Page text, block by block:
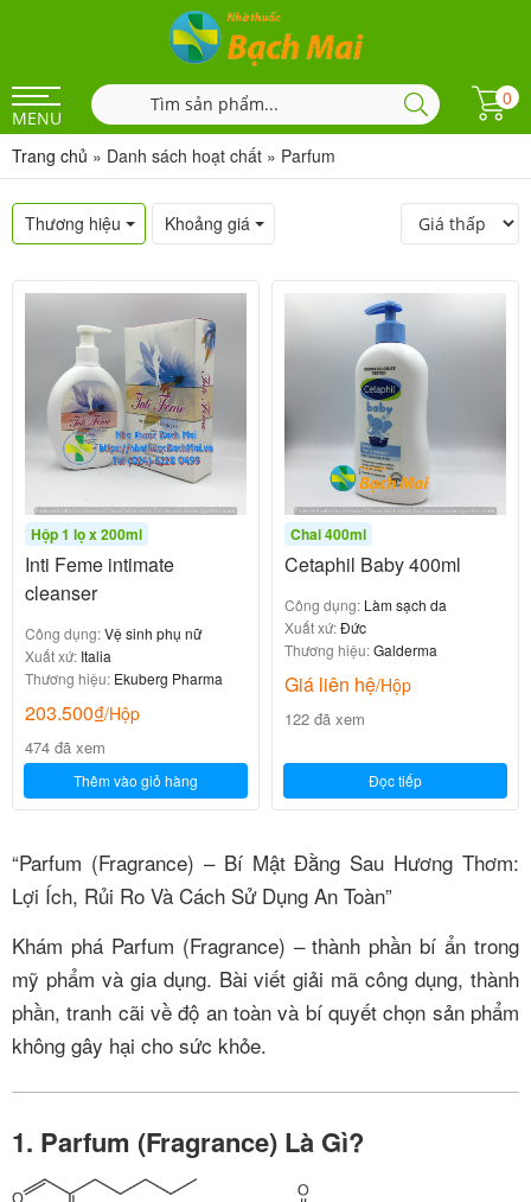
MENU
0
Trang chủ » Danh sách hoạt chất » Parfum
Thương hiệu Khoảng giá
Hộp 1 lọ x 200ml
Inti Feme intimate
cleanser
Công dụng:Vệ sinh phụ nữ
Xuất xứ: Italia
Thương hiệu: Ekuberg Pharma
203.500₫/Hộp
474 đã xem
Thêm vào giỏ hàng
Chai 400ml
Cetaphil Baby 400ml
Công dụng: Làm sạch da
Xuất xứ:Đức
Thương hiệu:Galderma
Giá liên hệ/Hộp
122 đã xem
Đọc tiếp
“Parfum (Fragrance) – Bí Mật Đằng Sau Hương Thơm:
Lợi Ích, Rủi Ro Và Cách Sử Dụng An Toàn”
Khám phá Parfum (Fragrance) – thành phần bí ẩn trong
mỹ phẩm và gia dụng. Bài viết giải mã công dụng, thành
phần, tranh cãi về độ an toàn và bí quyết chọn sản phẩm
không gây hại cho sức khỏe.
1. Parfum (Fragrance) Là Gì?